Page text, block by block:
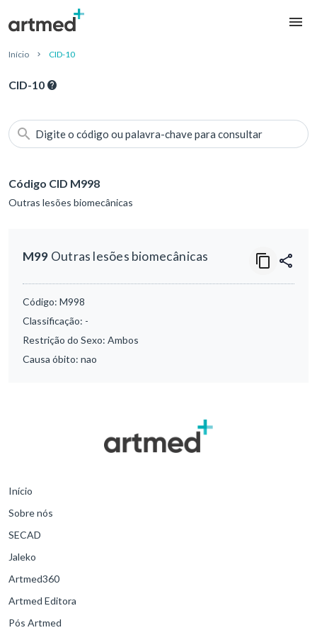
Início CID-10
CID-10
Digite o código ou palavra-chave para consultar
Código CID M998
Outras lesões biomecânicas
M99 Outras lesões biomecânicas
Código: M998
Classificação: -
Restrição do Sexo: Ambos
Causa óbito: nao
Início
Sobre nós
SECAD
Jaleko
Artmed360
Artmed Editora
Pós Artmed